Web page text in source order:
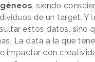
, siendo
de un target. Y
estos datos, sino
La data a la que
impactar con